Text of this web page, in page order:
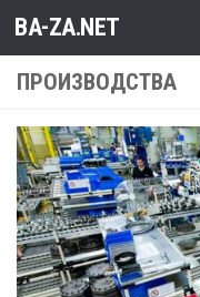
Перейти к
BA-ZA.NET
ПРОИЗВОДСТВА